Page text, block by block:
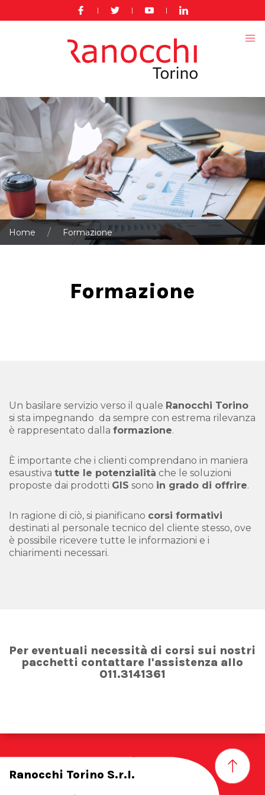
| | |
Home Formazione
Formazione
Un basilare servizio verso il quale Ranocchi Torino
si sta impegnando da sempre con estrema rilevanza
è rappresentato dalla formazione.
È importante che i clienti comprendano in maniera
esaustiva tutte le potenzialità che le soluzioni
proposte dai prodotti GIS sono in grado di offrire.
In ragione di ciò, si pianificano corsi formativi
destinati al personale tecnico del cliente stesso, ove
è possibile ricevere tutte le informazioni e i
chiarimenti necessari.
Per eventuali necessità di corsi sui nostri
pacchetti contattare l'assistenza allo
011.3141361
Ranocchi Torino S.r.l.